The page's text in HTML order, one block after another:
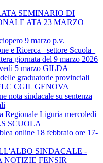
SEMINARIO DI
ATA 23 MARZO
9 marzo p.v.
e Ricerca_ settore Scuola_
giornata del 9 marzo 2026
5 marzo GILDA
graduatorie provinciali
CGIL GENOVA
nota sindacale su sentenza
Regionale Liguria mercoledì
SCUOLA
online 18 febbraio ore 17-
SINDACALE -
NOTIZIE FENSIR